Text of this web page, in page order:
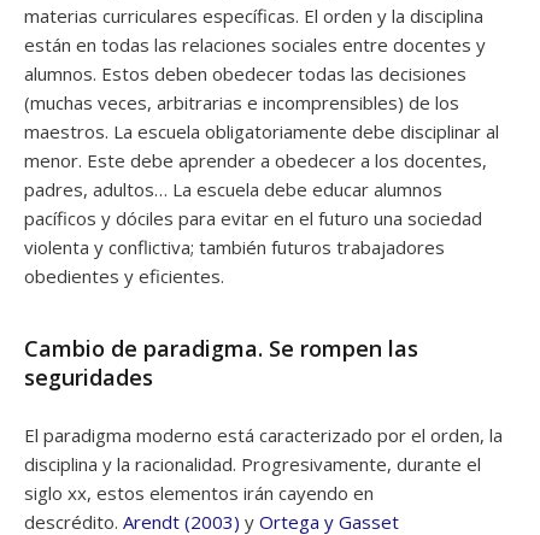
materias curriculares específicas. El orden y la disciplina
están en todas las relaciones sociales entre docentes y
alumnos. Estos deben obedecer todas las decisiones
(muchas veces, arbitrarias e incomprensibles) de los
maestros. La escuela obligatoriamente debe disciplinar al
menor. Este debe aprender a obedecer a los docentes,
padres, adultos… La escuela debe educar alumnos
pacíficos y dóciles para evitar en el futuro una sociedad
violenta y conflictiva; también futuros trabajadores
obedientes y eficientes.
Cambio de paradigma. Se rompen las
seguridades
El paradigma moderno está caracterizado por el orden, la
disciplina y la racionalidad. Progresivamente, durante el
siglo xx, estos elementos irán cayendo en
descrédito. Arendt (2003) y Ortega y Gasset